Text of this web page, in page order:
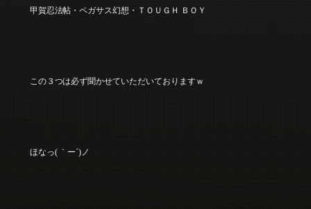
甲賀忍法帖・ペガサス幻想・ＴＯＵＧＨ ＢＯＹ
この３つは必ず聞かせていただいておりますｗ
ほなっ( ｀ー´)ノ